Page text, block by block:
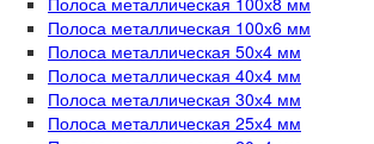
Полоса металлическая 100х6 мм
Полоса металлическая 50х4 мм
Полоса металлическая 40х4 мм
Полоса металлическая 30х4 мм
Полоса металлическая 25х4 мм